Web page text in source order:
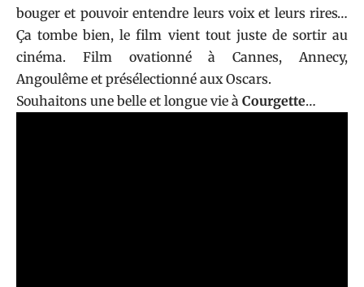
bouger et pouvoir entendre leurs voix et leurs rires…
Ça tombe bien, le film vient tout juste de sortir au
cinéma. Film ovationné à Cannes, Annecy,
Angoulême et présélectionné aux Oscars.
Souhaitons une belle et longue vie à Courgette…